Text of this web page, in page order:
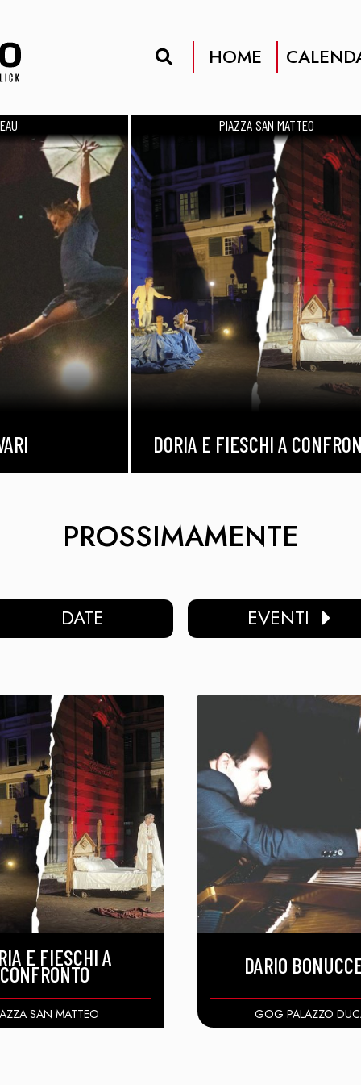
PIAZZA SAN MATTEO
DORIA E FIESCHI A
PROSSIMAMENTE
DATE EVENTI
E FIESCHI A
CONFRONTO
SAN MATTEO
DARIO
GOG PALAZZO
HOME